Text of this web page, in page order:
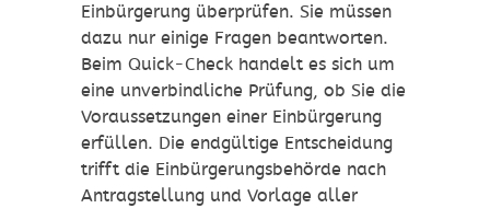
Einbürgerung überprüfen. Sie müssen
dazu nur einige Fragen beantworten.
Beim Quick-Check handelt es sich um
eine unverbindliche Prüfung, ob Sie die
Voraussetzungen einer Einbürgerung
erfüllen. Die endgültige Entscheidung
trifft die Einbürgerungsbehörde nach
Antragstellung und Vorlage aller